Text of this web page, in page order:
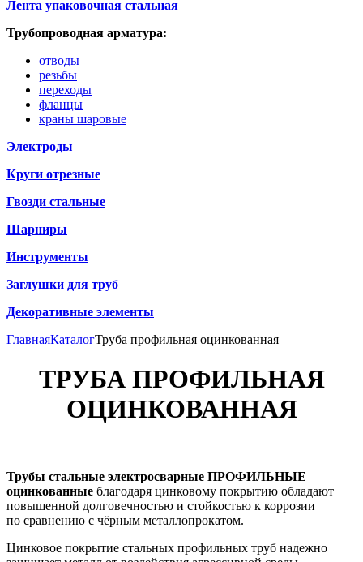
Лента упаковочная стальная
Трубопроводная арматура:
отводы
резьбы
переходы
фланцы
краны шаровые
Электроды
Круги отрезные
Гвозди стальные
Шарниры
Инструменты
Заглушки для труб
Декоративные элементы
ГлавнаяКаталогТруба профильная оцинкованная
ТРУБА ПРОФИЛЬНАЯ
ОЦИНКОВАННАЯ
Трубы стальные электросварные ПРОФИЛЬНЫЕ
оцинкованные благодаря цинковому покрытию обладают
повышенной долговечностью и стойкостью к коррозии
по сравнению с чёрным металлопрокатом.
Цинковое покрытие стальных профильных труб надежно